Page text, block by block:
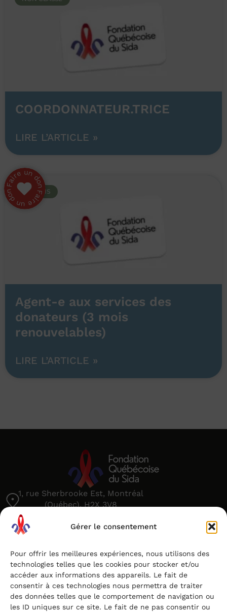
Gérer le consentement
Pour offrir les meilleures expériences, nous utilisons des
technologies telles que les cookies pour stocker et/ou
accéder aux informations des appareils. Le fait de
consentir à ces technologies nous permettra de traiter
des données telles que le comportement de navigation ou
les ID uniques sur ce site. Le fait de ne pas consentir ou
COORDONNATEUR.TRICE
LIRE L’ARTICLE »
EMPLOIS
Agent-e aux services des
donateurs (3 mois
renouvelables)
LIRE L’ARTICLE »
1, rue Sherbrooke Est, Montréal
(Québec), H2X 3V8
(514) 842-4004
À propos
Fondation Farha
Nos organismes
Contact
Conditions générales